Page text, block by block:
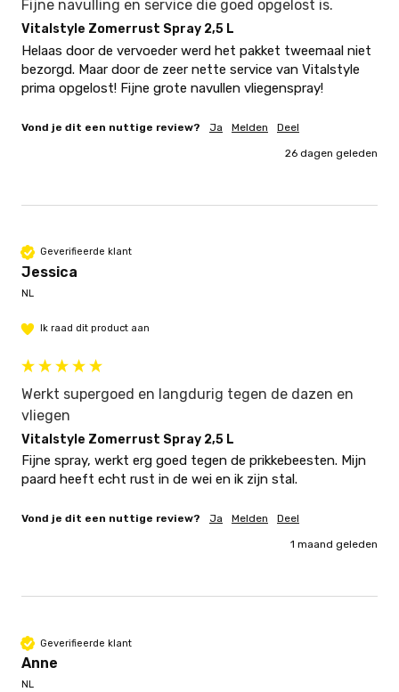
Fijne navulling en service die goed opgelost is.
Vitalstyle Zomerrust Spray 2,5 L
Helaas door de vervoeder werd het pakket tweemaal niet
bezorgd. Maar door de zeer nette service van Vitalstyle
prima opgelost! Fijne grote navullen vliegenspray!
Vond je dit een nuttige review? Ja Melden Deel
26 dagen geleden
Geverifieerde klant
Jessica
NL
Ik raad dit product aan
Werkt supergoed en langdurig tegen de dazen en
vliegen
Vitalstyle Zomerrust Spray 2,5 L
Fijne spray, werkt erg goed tegen de prikkebeesten. Mijn
paard heeft echt rust in de wei en ik zijn stal.
Vond je dit een nuttige review? Ja Melden Deel
1 maand geleden
Geverifieerde klant
Anne
NL